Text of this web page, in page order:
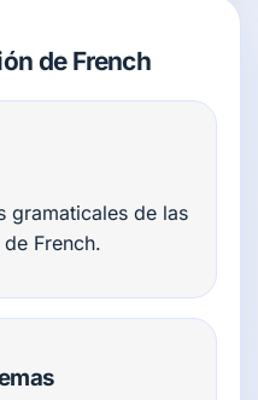
de French
gramaticales de las
French.